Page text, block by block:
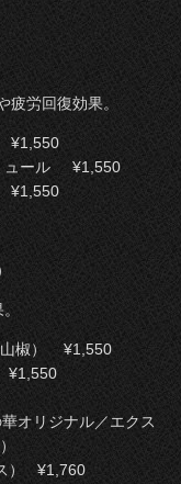
労回復効果。
¥1,550
ュール ¥1,550
¥1,550
。
山椒） ¥1,550
¥1,550
オリジナル／エクス
） ¥1,760